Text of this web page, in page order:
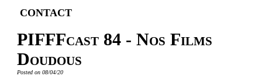
CONTACT
PIFFFcast 84 - Nos Films
Doudous
Posted on 08/04/20